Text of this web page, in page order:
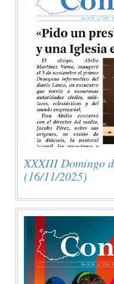
XXXIII Domingo
(16/11/2025)